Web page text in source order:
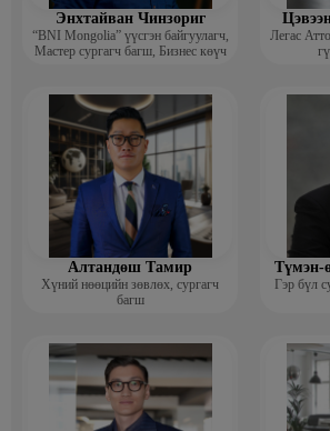
Энхтайван Чинзориг
“BNI Mongolia” үүсгэн байгуулагч,
Мастер сургагч багш, Бизнес көүч
Легас
Алтандөш Тамир
Хүний нөөцийн зөвлөх, сургагч
багш
Түмэн-
Гэр бүл